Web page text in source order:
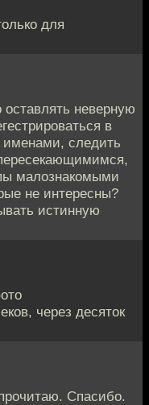
для
неверную
в
именами, следить
малознакомыми
не интересны?
истинную
через десяток
Спасибо.